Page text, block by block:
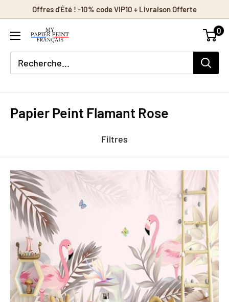
contenu
Offres d'Été ! -10% code VIP10 + Livraison Offerte
0
Papier Peint Flamant Rose
Filtres